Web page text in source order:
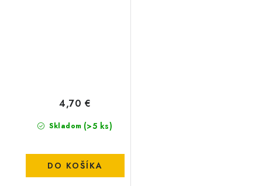
Skladom (>5 ks)
4,70 €
DO KOŠÍKA